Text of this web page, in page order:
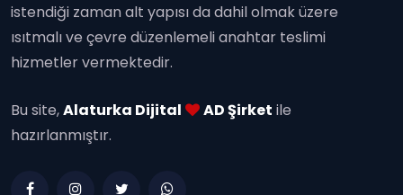
istendiği zaman alt yapısı da dahil olmak üzere
ısıtmalı ve çevre düzenlemeli anahtar teslimi
hizmetler vermektedir.
Bu site,Alaturka Dijital AD Şirket ile
hazırlanmıştır.